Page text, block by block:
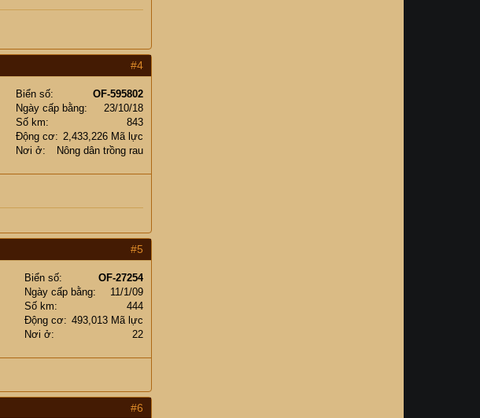
#4
Biển số
OF-595802
Ngày cấp bằng
23/10/18
Số km
843
Động cơ
2,433,226 Mã lực
Nơi ở
Nông dân trồng rau
#5
Biển số
OF-27254
Ngày cấp bằng
11/1/09
Số km
444
Động cơ
493,013 Mã lực
Nơi ở
22
#6